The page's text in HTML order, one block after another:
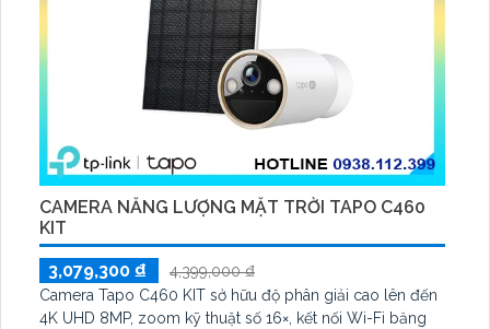
CAMERA NĂNG LƯỢNG MẶT TRỜI TAPO C460
KIT
3,079,300 ₫
4,399,000 ₫
Camera Tapo C460 KIT sở hữu độ phân giải cao lên đến
4K UHD 8MP, zoom kỹ thuật số 16×, kết nối Wi-Fi băng